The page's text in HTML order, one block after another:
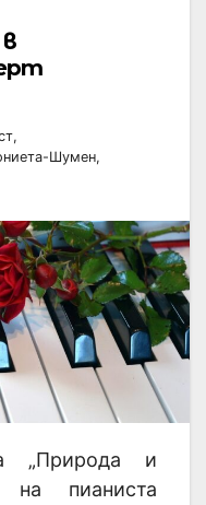
,
Шумен,
„Природа и
на пианиста